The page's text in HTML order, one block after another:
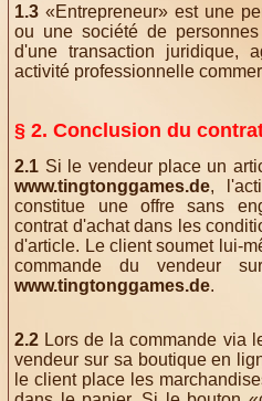
1.3 «Entrepreneur» est une
ou une société de
d'une transaction juridique,
activité professionnelle
§ 2. Conclusion du
2.1 Si le vendeur place un
www.tingtonggames.de,
constitue une offre sans
contrat d'achat dans les
d'article. Le client soumet lui-
commande du vendeur
www.tingtonggames.de.
2.2 Lors de la commande via
vendeur sur sa boutique en
le client place les